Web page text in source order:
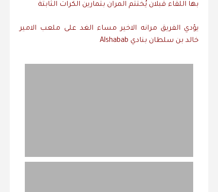
بها اللقاء قبلان يُختتم المران بتمارين الكرات الثابتة
يؤدي الفريق مرانه الاخير مساء الغد على ملعب الامير
خالد بن سلطان بنادي Alshabab